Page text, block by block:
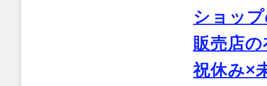
ショッ
販売店
祝休み×